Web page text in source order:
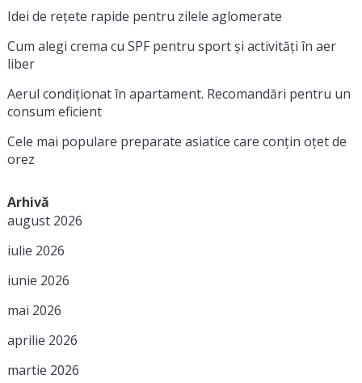
Idei de rețete rapide pentru zilele aglomerate
Cum alegi crema cu SPF pentru sport și activități în aer
liber
Aerul condiționat în apartament. Recomandări pentru un
consum eficient
Cele mai populare preparate asiatice care conțin oțet de
orez
Arhivă
august 2026
iulie 2026
iunie 2026
mai 2026
aprilie 2026
martie 2026